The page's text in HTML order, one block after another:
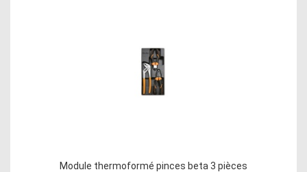
Module thermoformé pinces beta 3 pièces